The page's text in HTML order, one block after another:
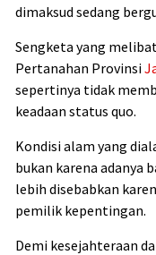
dimaksud sedang
Sengketa yang
Pertanahan Provinsi
sepertinya tidak
keadaan status quo.
Kondisi alam yang
bukan karena adanya
lebih disebabkan
pemilik kepentingan.
Demi kesejahteraan